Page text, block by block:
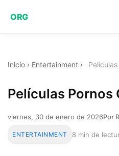
ORG
Inicio › Entertainment ›
Películas Pornos
viernes, 30 de enero de 2026Por
ENTERTAINMENT 8 min de